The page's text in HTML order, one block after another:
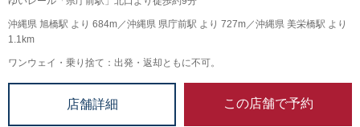
沖縄県 旭橋駅 より 684m／沖縄県 県庁前駅 より 727m／沖縄県 美栄橋駅 より
1.1km
ワンウェイ・乗り捨て：出発・返却ともに不可。
店舗詳細 この店舗で予約